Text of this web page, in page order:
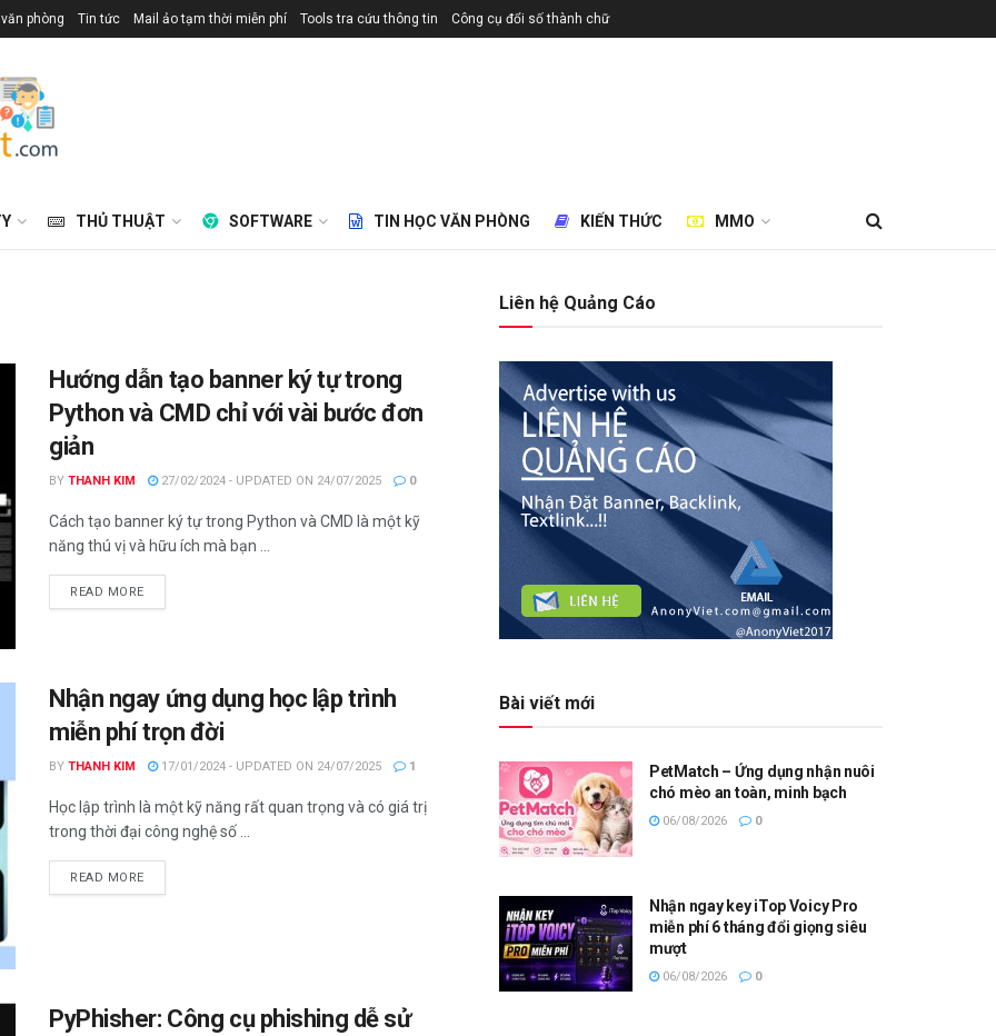
phòng Tin tức Mail ảo tạm thời miễn phí Tools tra cứu thông tin Công cụ đổi số thành chữ
THỦ THUẬT SOFTWARE TIN HỌC VĂN PHÒNG KIẾN THỨC MMO
Hướng dẫn tạo banner ký tự trong
Python và CMD chỉ với vài bước đơn
giản
BY THANH KIM 27/02/2024 - UPDATED ON 24/07/2025 0
Cách tạo banner ký tự trong Python và CMD là một kỹ
năng thú vị và hữu ích mà bạn ...
READ MOREDETAILS
Nhận ngay ứng dụng học lập trình
miễn phí trọn đời
BY THANH KIM 17/01/2024 - UPDATED ON 24/07/2025 1
Học lập trình là một kỹ năng rất quan trọng và có giá trị
trong thời đại công nghệ số ...
READ MOREDETAILS
PyPhisher: Công cụ phishing dễ sử
Liên hệ Quảng Cáo
Bài viết mới
PetMatch – Ứng dụng nhận nuôi
chó mèo an toàn, minh bạch
06/08/2026 0
Nhận ngay key iTop Voicy Pro
miễn phí 6 tháng đổi giọng siêu
mượt
06/08/2026 0